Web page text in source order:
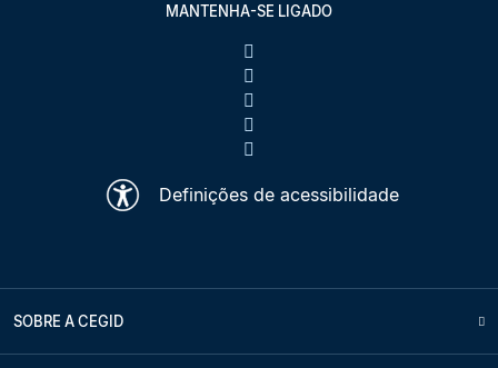
MANTENHA-SE LIGADO
Definições de acessibilidade
SOBRE A CEGID